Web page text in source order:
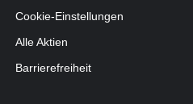
Cookie-Einstellungen
Alle Aktien
Barrierefreiheit